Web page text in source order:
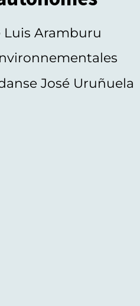
Luis Aramburu
José Uruñuela